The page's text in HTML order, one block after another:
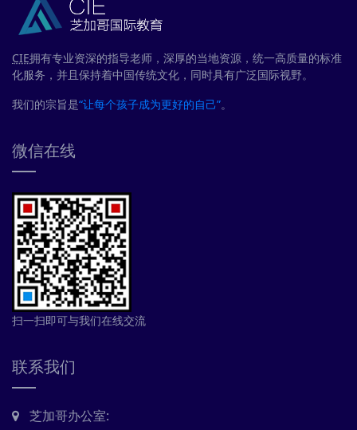
CIE拥有专业资深的指导老师，深厚的当地资源，统一高质量的标准
化服务，并且保持着中国传统文化，同时具有广泛国际视野。
我们的宗旨是“让每个孩子成为更好的自己”。
微信在线
扫一扫即可与我们在线交流
联系我们
芝加哥办公室: